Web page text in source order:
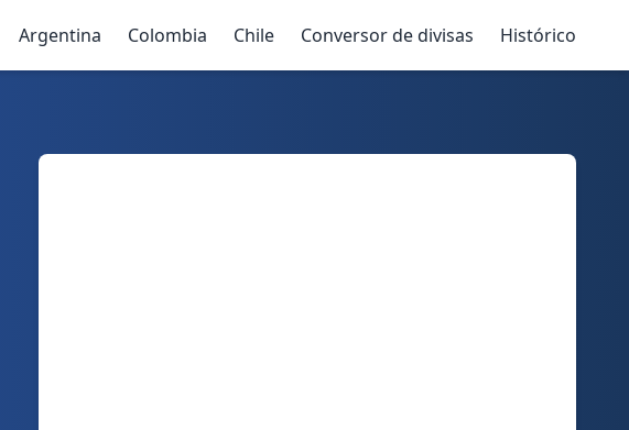
Argentina Colombia Chile Conversor de divisas Histórico